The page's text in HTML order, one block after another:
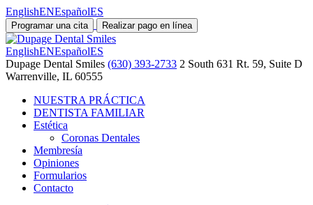
EnglishENEspañolES
Programar una cita Realizar pago en línea
EnglishENEspañolES
Dupage Dental Smiles (630) 393-2733 2 South 631 Rt. 59, Suite D
Warrenville, IL 60555
NUESTRA PRÁCTICA
DENTISTA FAMILIAR
Estética
Coronas Dentales
Membresía
Opiniones
Formularios
Contacto